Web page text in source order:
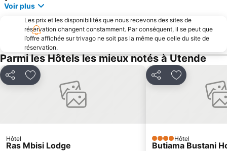
Voir plus
Les prix et les disponibilités que nous recevons des sites de
réservation changent constamment. Par conséquent, il se peut que
l’offre affichée sur trivago ne soit pas la même que celle du site de
réservation.
Parmi les Hôtels les mieux notés à Utende
PartagerAjouter à mes favoris
Hôtel
Ras Mbisi Lodge
PartagerAjouter à
4 ÉtoilesHôtel
Butiama Bustani